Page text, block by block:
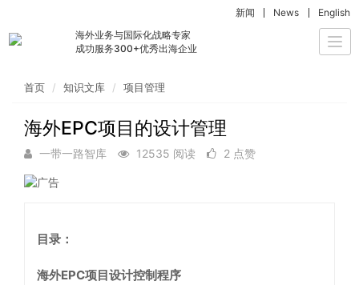
海外业务与国际化战略专家
成功服务300+优秀出海企业
新闻 News English
首页 知识文库 项目管理
海外EPC项目的设计管理
一带一路智库 12535 阅读 2 点赞
目录：
海外EPC项目设计控制程序